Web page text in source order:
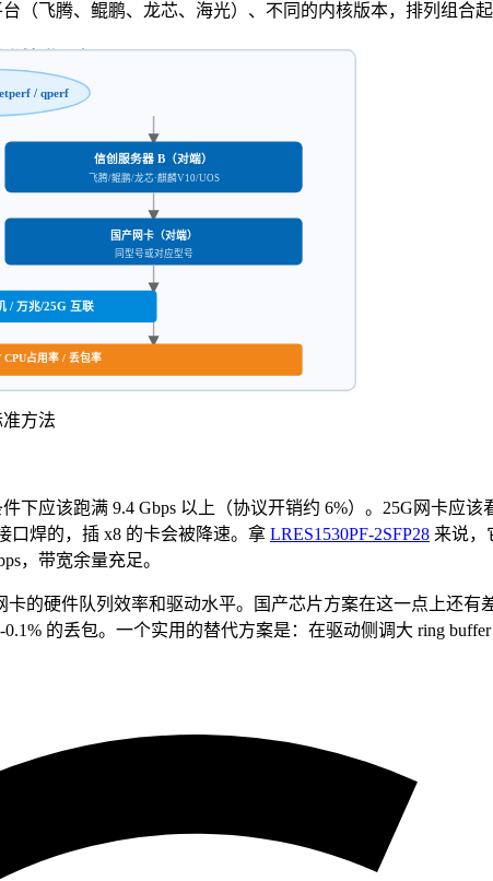
飞腾、鲲鹏、龙芯、海光）、不同的内核版本，排列组合起
试架构示意
/ qperf
信创服务器 B（对端）
飞腾/鲲鹏/龙芯·麒麟V10/UOS
国产网卡（对端）
同型号或对应型号
/ 万兆/25G 互联
占用率 / 丢包率
方法
下应该跑满 9.4 Gbps 以上（协议开销约 6%）。25G网卡应该
口焊的，插 x8 的卡会被降速。拿 LRES1530PF-2SFP28 来说，
，带宽余量充足。
卡的硬件队列效率和驱动水平。国产芯片方案在这一点上还
的丢包。一个实用的替代方案是：在驱动侧调大 ring